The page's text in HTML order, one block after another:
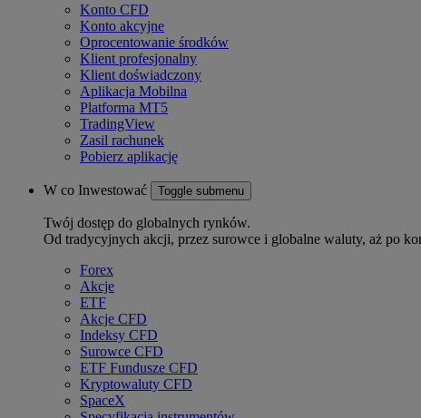
Konto CFD
Konto akcyjne
Oprocentowanie środków
Klient profesjonalny
Klient doświadczony
Aplikacja Mobilna
Platforma MT5
TradingView
Zasil rachunek
Pobierz aplikację
W co Inwestować Toggle submenu
Twój dostęp do globalnych rynków.
Od tradycyjnych akcji, przez surowce i globalne waluty, aż po
Forex
Akcje
ETF
Akcje CFD
Indeksy CFD
Surowce CFD
ETF Fundusze CFD
Kryptowaluty CFD
SpaceX